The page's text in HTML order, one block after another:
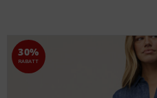
30%
RABATT